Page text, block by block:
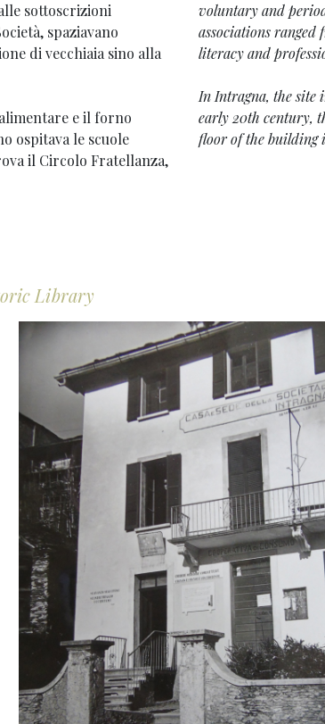
sottoscrizioni
spaziavano
di vecchiaia sino alla
e il forno
ospitava le scuole
il Circolo Fratellanza,
voluntary and
associations ranged
literacy and
In Intragna, the site
early 20th century,
floor of the building
Library